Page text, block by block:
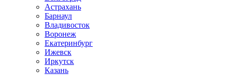
Астрахань
Барнаул
Владивосток
Воронеж
Екатеринбург
Ижевск
Иркутск
Казань